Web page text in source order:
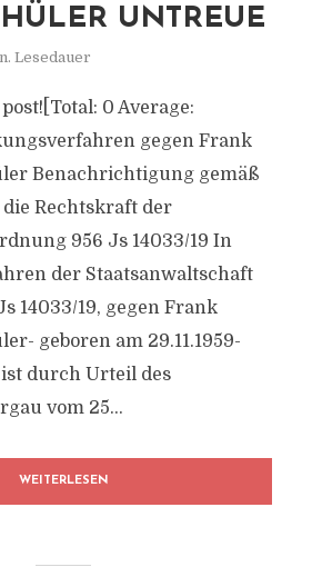
UNTREUE
Lesedauer
0 Average:
gegen Frank
Benachrichtigung gemäß
die Rechtskraft der
956 Js 14033/​19 In
der Staatsanwaltschaft
14033/​19, gegen Frank
geboren am 29.11.1959-
durch Urteil des
vom 25...
WEITERLESEN